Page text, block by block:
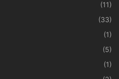
(11)
(33)
(1)
(5)
(1)